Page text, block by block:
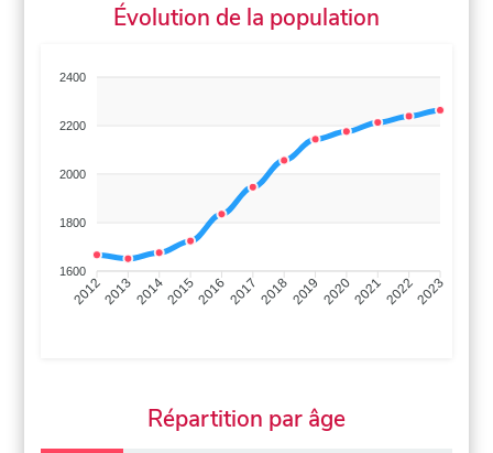
Évolution de la population
2400
2200
2000
1800
1600
201220132014201520162017 20182019 2020202120222023
Répartition par âge